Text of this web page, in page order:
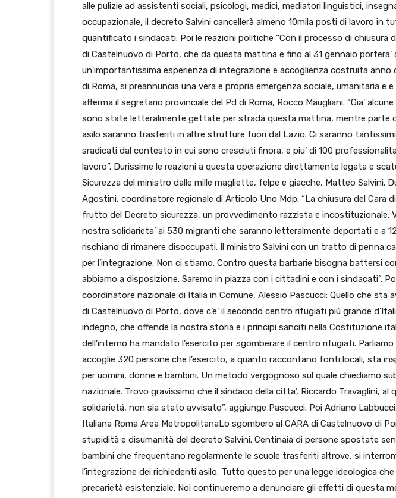
alle pulizie ad assistenti sociali, psicologi, medici, mediatori linguistici,
occupazionale, il decreto Salvini cancellerà almeno 10mila posti di lavoro in
quantificato i sindacati. Poi le reazioni politiche “Con il processo di chiusura
di Castelnuovo di Porto, che da questa mattina e fino al 31 gennaio portera’
un’importantissima esperienza di integrazione e accoglienza costruita anno
di Roma, si preannuncia una vera e propria emergenza sociale, umanitaria e
afferma il segretario provinciale del Pd di Roma, Rocco Maugliani. “Gia’
sono state letteralmente gettate per strada questa mattina, mentre parte
asilo saranno trasferiti in altre strutture fuori dal Lazio. Ci saranno
sradicati dal contesto in cui sono cresciuti finora, e piu’ di 100
lavoro”. Durissime le reazioni a questa operazione direttamente legata e
Sicurezza del ministro dalle mille magliette, felpe e giacche, Matteo Salvini.
Agostini, coordinatore regionale di Articolo Uno Mdp: “La chiusura del Cara
frutto del Decreto sicurezza, un provvedimento razzista e incostituzionale.
nostra solidarieta’ ai 530 migranti che saranno letteralmente deportati e a
rischiano di rimanere disoccupati. Il ministro Salvini con un tratto di penna
per l’integrazione. Non ci stiamo. Contro questa barbarie bisogna battersi
abbiamo a disposizione. Saremo in piazza con i cittadini e con i sindacati”.
coordinatore nazionale di Italia in Comune, Alessio Pascucci: Quello che sta
di Castelnuovo di Porto, dove c’e’ il secondo centro rifugiati più grande
indegno, che offende la nostra storia e i principi sanciti nella Costituzione
dell’interno ha mandato l’esercito per sgomberare il centro rifugiati.
accoglie 320 persone che l’esercito, a quanto raccontano fonti locali, sta
per uomini, donne e bambini. Un metodo vergognoso sul quale chiediamo
nazionale. Trovo gravissimo che il sindaco della citta’, Riccardo Travaglini,
solidarietá, non sia stato avvisato”, aggiunge Pascucci. Poi Adriano
Italiana Roma Area MetropolitanaLo sgombero al CARA di Castelnuovo di
stupidità e disumanità del decreto Salvini. Centinaia di persone spostate
bambini che frequentano regolarmente le scuole trasferiti altrove, si
l’integrazione dei richiedenti asilo. Tutto questo per una legge ideologica
precarietà esistenziale. Noi continueremo a denunciare gli effetti di questa